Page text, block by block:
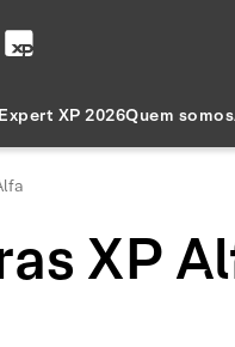
Expert XP 2026Quem somos
XP